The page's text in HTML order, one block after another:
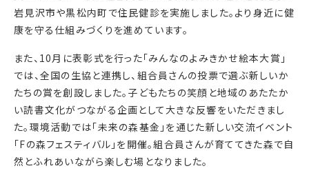
岩見沢市や黒松内町で住民健診を実施しました。より身近に健
康を守る仕組みづくりを進めています。
また、10月に表彰式を行った「みんなのよみきかせ絵本大賞」
では、全国の生協と連携し、組合員さんの投票で選ぶ新しいか
たちの賞を創設しました。子どもたちの笑顔と地域のあたたか
い読書文化がつながる企画として大きな反響をいただきまし
た。環境活動では「未来の森基金」を通じた新しい交流イベント
「Fの森フェスティバル」を開催。組合員さんが育ててきた森で自
然とふれあいながら楽しむ場となりました。